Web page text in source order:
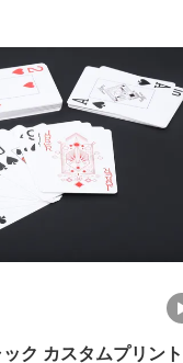
ク カスタムプリント